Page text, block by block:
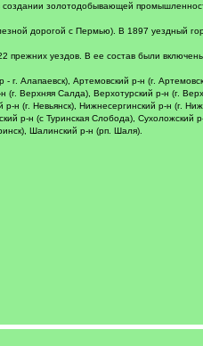
золотодобывающей
дорогой с Пермью). В 1897 уездный
прежних уездов. В ее состав были
Алапаевск), Артемовский р-н (г.
Верхняя Салда), Верхотурский р-н (г.
(г. Невьянск), Нижнесергинский р-н (г.
р-н (с Туринская Слобода), Сухоложский
Шалинский р-н (рп. Шаля).